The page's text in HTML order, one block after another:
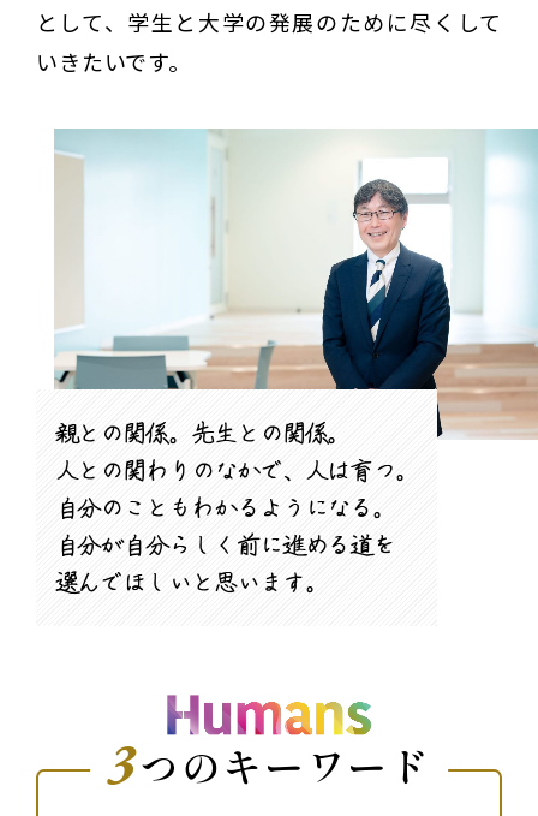
として、学生と大学の発展のために尽くして
いきたいです。
親との関係。先生との関係。
人との関わりのなかで、人は育つ。
自分のこともわかるようになる。
自分が自分らしく前に進める道を
選んでほしいと思います。
3つのキーワード